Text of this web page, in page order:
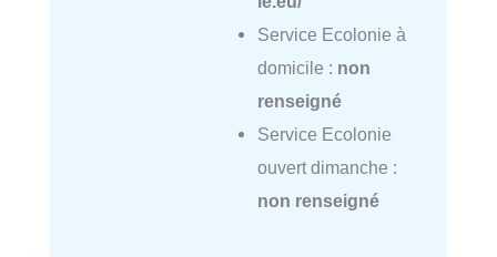
Service Ecolonie à
domicile : non
renseigné
Service Ecolonie
ouvert dimanche :
non renseigné